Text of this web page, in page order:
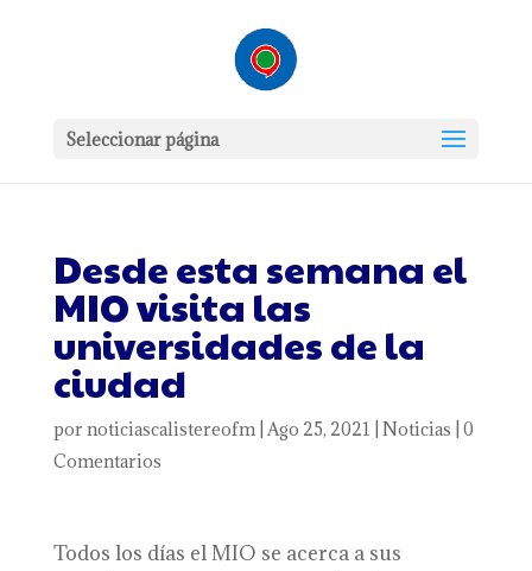
Seleccionar página
Desde esta semana el
MIO visita las
universidades de la
ciudad
por noticiascalistereofm| Ago 25, 2021 Noticias 0
Comentarios
Todos los días el MIO se acerca a sus